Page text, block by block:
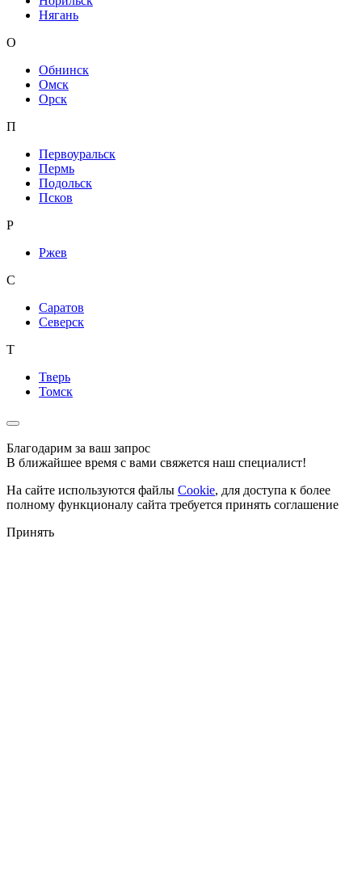
Нягань
О
Обнинск
Омск
Орск
П
Первоуральск
Пермь
Подольск
Псков
Р
Ржев
С
Саратов
Северск
Т
Тверь
Томск
Благодарим за ваш запрос
В ближайшее время с вами свяжется наш специалист!
На сайте используются файлы Cookie, для доступа к более
полному функционалу сайта требуется принять соглашение
Принять